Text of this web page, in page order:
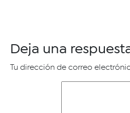
Deja una
Tu dirección de correo